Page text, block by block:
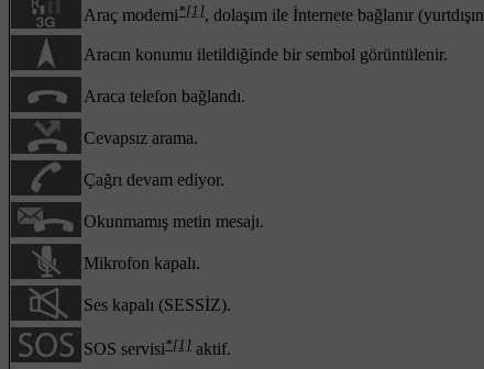
Araç modemi*[1], dolaşım ile İnternete bağlanır
Aracın konumu iletildiğinde bir sembol görüntülenir.
Araca telefon bağlandı.
Cevapsız arama.
Çağrı devam ediyor.
Okunmamış metin mesajı.
Mikrofon kapalı.
Ses kapalı (SESSİZ).
SOS servisi*[1] aktif.